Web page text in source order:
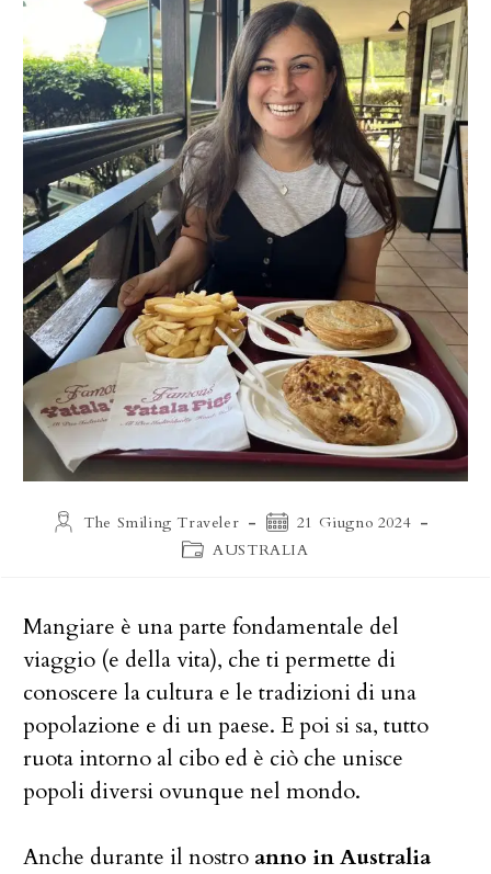
AutoreThe Smiling Traveler
Articolo
pubblicato:
21 Giugno 2024
Categoria
AUSTRALIA
Mangiare è una parte fondamentale del
viaggio (e della vita), che ti permette di
conoscere la cultura e le tradizioni di una
popolazione e di un paese. E poi si sa, tutto
ruota intorno al cibo ed è ciò che unisce
popoli diversi ovunque nel mondo.
Anche durante il nostro anno in Australia